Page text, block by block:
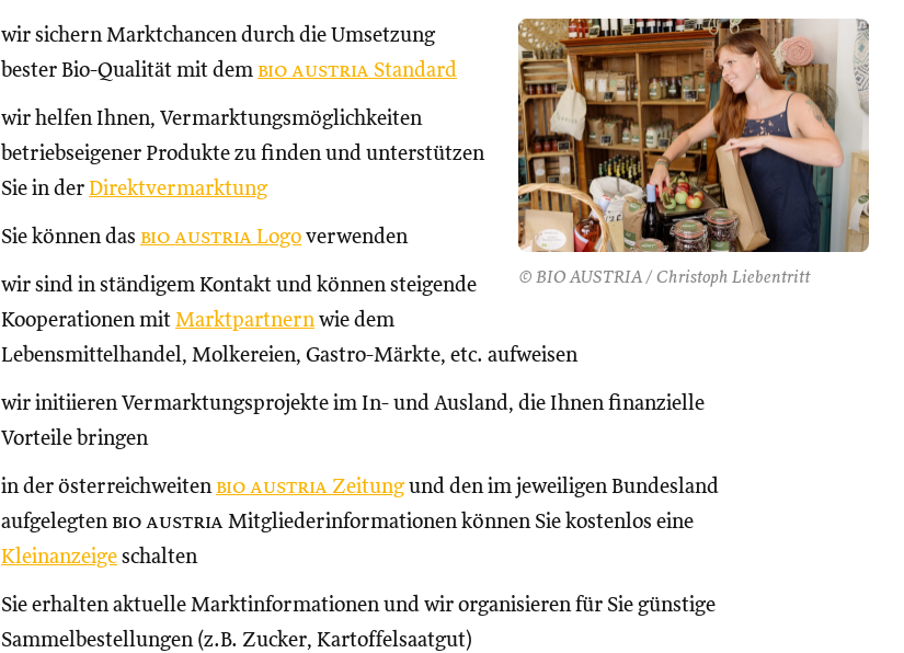
© BIO AUSTRIA / Christoph Liebentritt
wir sichern Marktchancen durch die Umsetzung
bester Bio-Qualität mit dem bio austria Standard
wir helfen Ihnen, Vermarktungsmöglichkeiten
betriebseigener Produkte zu finden und unterstützen
Sie in der Direktvermarktung
Sie können das bio austria Logo verwenden
wir sind in ständigem Kontakt und können steigende
Kooperationen mit Marktpartnernwie dem
Lebensmittelhandel, Molkereien, Gastro-Märkte, etc. aufweisen
wir initiieren Vermarktungsprojekte im In- und Ausland, die Ihnen finanzielle
Vorteile bringen
in der österreichweiten bio austria Zeitungund den im jeweiligen Bundesland
aufgelegten bio austria Mitgliederinformationen können Sie kostenlos eine
Kleinanzeige schalten
Sie erhalten aktuelle Marktinformationen und wir organisieren für Sie günstige
Sammelbestellungen (z.B. Zucker, Kartoffelsaatgut)